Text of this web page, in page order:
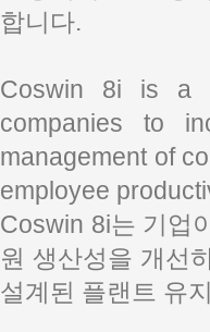
합니다.
Coswin 8i is a
companies to
management of
employee
Coswin 8i는 기업
원 생산성을 개선
설계된 플랜트 유